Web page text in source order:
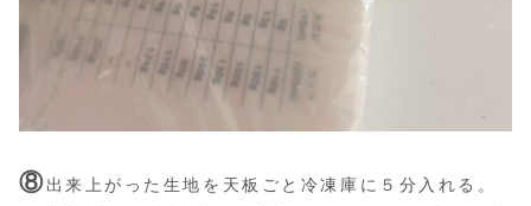
⑧出来上がった生地を天板ごと冷凍庫に５分入れる。